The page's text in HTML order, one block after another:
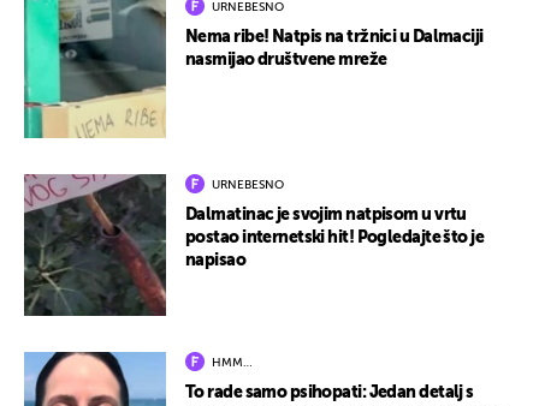
URNEBESNO
Nema ribe! Natpis na tržnici u Dalmaciji
nasmijao društvene mreže
URNEBESNO
Dalmatinac je svojim natpisom u vrtu
postao internetski hit! Pogledajte što je
napisao
HMM…
To rade samo psihopati: Jedan detalj s